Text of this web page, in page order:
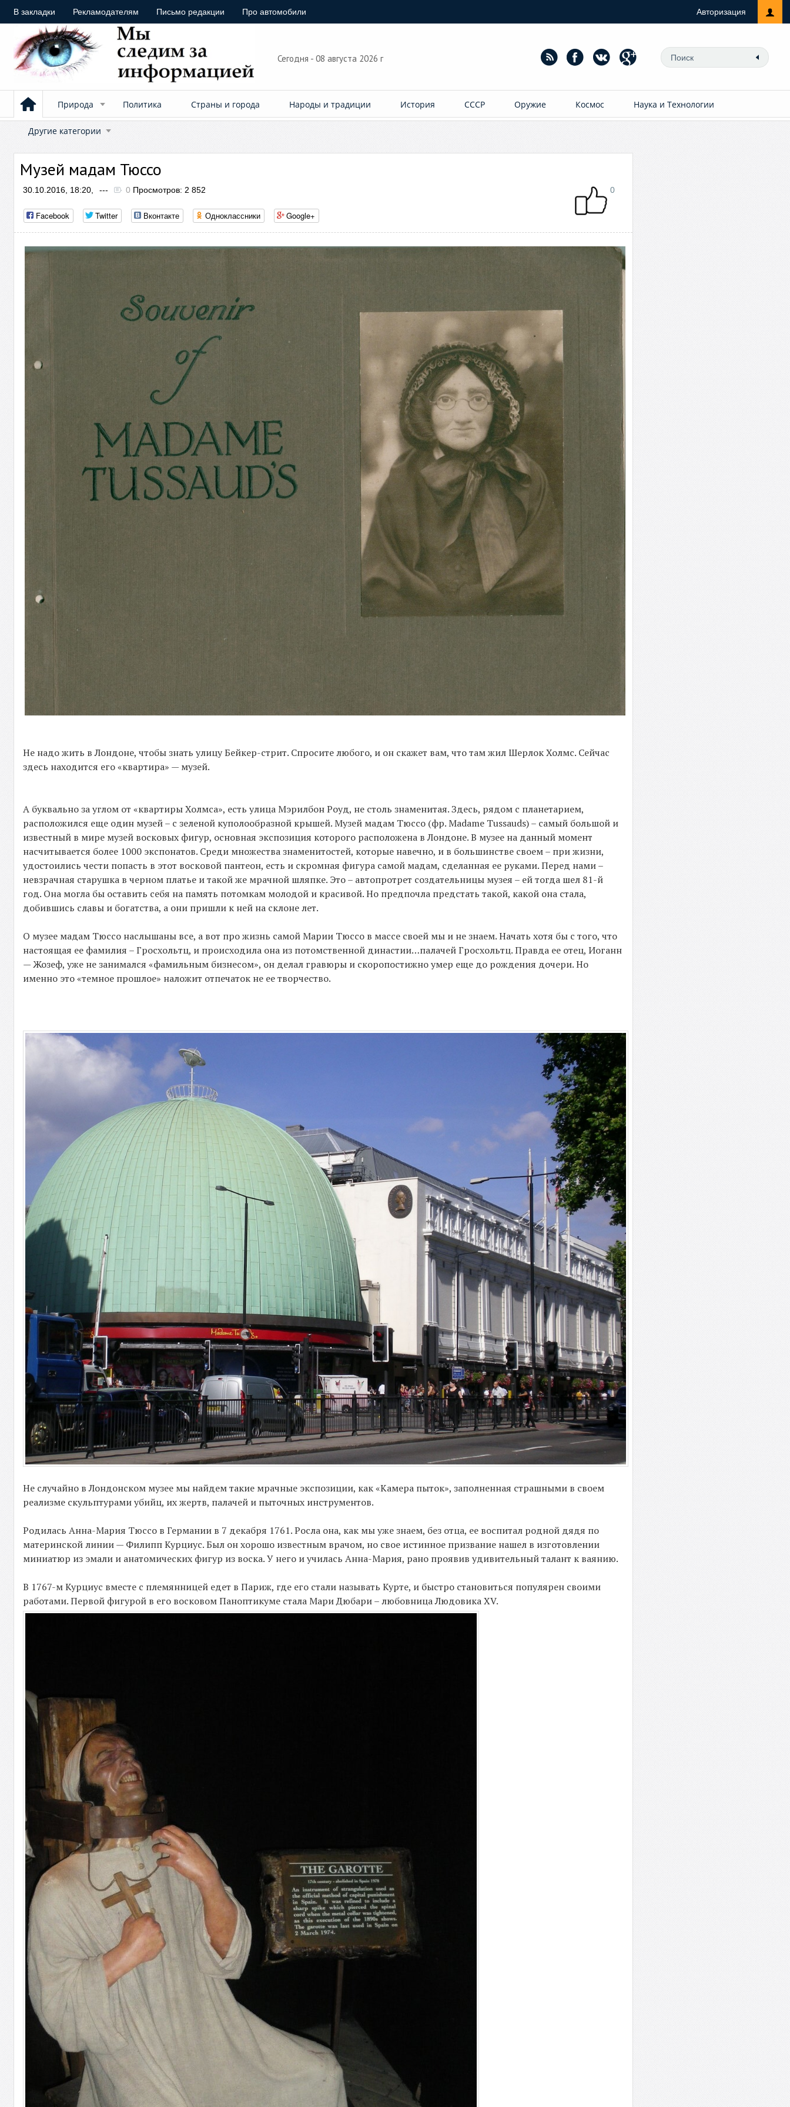
В закладки Рекламодателям Письмо редакции Про автомобили Авторизация
Сегодня - 08 августа 2026 г
Природа Политика Страны и города Народы и традиции История СССР Оружие Космос Наука и Технологии
Другие категории
Музей мадам Тюссо
30.10.2016, 18:20, --- 0 Просмотров: 2 852 0
Facebook Twitter Вконтакте Одноклассники Google+
Не надо жить в Лондоне, чтобы знать улицу Бейкер-стрит. Спросите любого, и он скажет вам, что там жил Шерлок Холмс. Сейчас
здесь находится его «квартира» — музей.
А буквально за углом от «квартиры Холмса», есть улица Мэрилбон Роуд, не столь знаменитая. Здесь, рядом с планетарием,
расположился еще один музей – с зеленой куполообразной крышей. Музей мадам Тюссо (фр. Madame Tussauds) – самый большой и
известный в мире музей восковых фигур, основная экспозиция которого расположена в Лондоне. В музее на данный момент
насчитывается более 1000 экспонатов. Среди множества знаменитостей, которые навечно, и в большинстве своем – при жизни,
удостоились чести попасть в этот восковой пантеон, есть и скромная фигура самой мадам, сделанная ее руками. Перед нами –
невзрачная старушка в черном платье и такой же мрачной шляпке. Это – автопротрет создательницы музея – ей тогда шел 81-й
год. Она могла бы оставить себя на память потомкам молодой и красивой. Но предпочла предстать такой, какой она стала,
добившись славы и богатства, а они пришли к ней на склоне лет.
О музее мадам Тюссо наслышаны все, а вот про жизнь самой Марии Тюссо в массе своей мы и не знаем. Начать хотя бы с того, что
настоящая ее фамилия – Гросхольтц, и происходила она из потомственной династии…палачей Гросхольтц. Правда ее отец, Иоганн
— Жозеф, уже не занимался «фамильным бизнесом», он делал гравюры и скоропостижно умер еще до рождения дочери. Но
именно это «темное прошлое» наложит отпечаток не ее творчество.
Не случайно в Лондонском музее мы найдем такие мрачные экспозиции, как «Камера пыток», заполненная страшными в своем
реализме скульптурами убийц, их жертв, палачей и пыточных инструментов.
Родилась Анна-Мария Тюссо в Германии в 7 декабря 1761. Росла она, как мы уже знаем, без отца, ее воспитал родной дядя по
материнской линии — Филипп Курциус. Был он хорошо известным врачом, но свое истинное призвание нашел в изготовлении
миниатюр из эмали и анатомических фигур из воска. У него и училась Анна-Мария, рано проявив удивительный талант к ваянию.
В 1767-м Курциус вместе с племянницей едет в Париж, где его стали называть Курте, и быстро становиться популярен своими
работами. Первой фигурой в его восковом Паноптикуме стала Мари Дюбари – любовница Людовика XV.